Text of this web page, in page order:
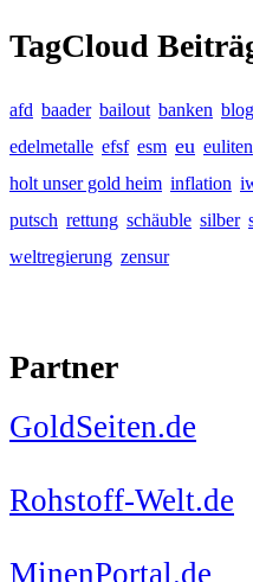
TagCloud
afd baader bailout banken
edelmetalle efsf esm eu euliten
holt unser gold heim inflation
putsch rettung schäuble silber
weltregierung zensur
Partner
GoldSeiten.de
Rohstoff-Welt.de
MinenPortal.de